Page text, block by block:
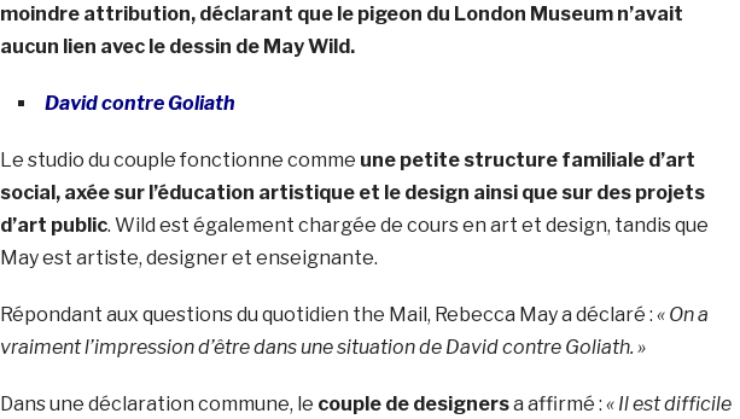
moindre attribution, déclarant que le pigeon du London Museum n’avait
aucun lien avec le dessin de May Wild.
David contre Goliath
Le studio du couple fonctionne comme une petite structure familiale d’art
social, axée sur l’éducation artistique et le design ainsi que sur des projets
d’art public. Wild est également chargée de cours en art et design, tandis que
May est artiste, designer et enseignante.
Répondant aux questions du quotidien the Mail, Rebecca Maya déclaré : « On a
vraiment l’impression d’être dans une situation de David contre Goliath. »
Dans une déclaration commune, le couple de designersa affirmé : « Il est difficile